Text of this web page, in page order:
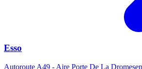
Esso
Autoroute A49 - Aire Porte De La